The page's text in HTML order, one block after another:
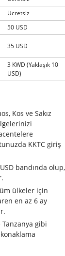
Ücretsiz
50 USD
35 USD
3 KWD (Yaklaşık 10
USD)
Kos ve Sakız
KKTC giriş
bandında olup,
ülkeler için
en az 6 ay
gibi